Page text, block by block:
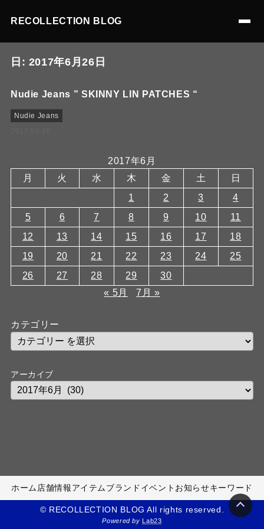
RECOLLECTION BLOG
日: 2017年6月26日
Nudie Jeans ” SKINNY LIN PATCHES “
Nudie Jeans
2017年6月
月
火 水 木 金 土
日
1
2 3
4
5
6 7 8 9 10
11
12
13 14 15 16 17
18
19
20 21 22 23 24
25
26
27 28 29
30
« 5月
7月 »
カテゴリー
アーカイブ
ホーム 店舗情報アイテムブランド イベント お知らせキーワード
© RECOLLECTION BLOG All rights reserved.
Powered byLab23